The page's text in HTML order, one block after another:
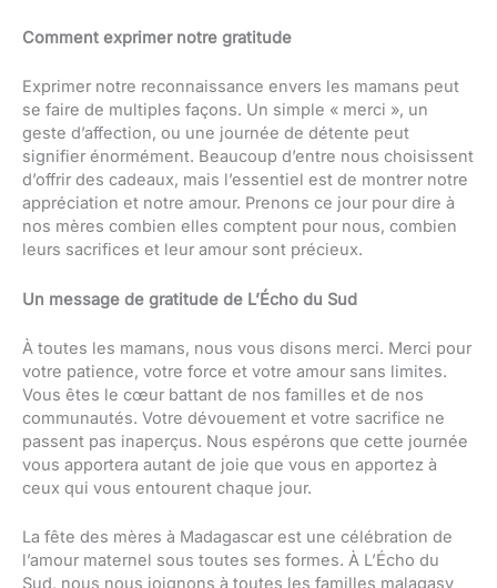
Comment exprimer notre gratitude
Exprimer notre reconnaissance envers les mamans peut
se faire de multiples façons. Un simple « merci », un
geste d’affection, ou une journée de détente peut
signifier énormément. Beaucoup d’entre nous choisissent
d’offrir des cadeaux, mais l’essentiel est de montrer notre
appréciation et notre amour. Prenons ce jour pour dire à
nos mères combien elles comptent pour nous, combien
leurs sacrifices et leur amour sont précieux.
Un message de gratitude de L’Écho du Sud
À toutes les mamans, nous vous disons merci. Merci pour
votre patience, votre force et votre amour sans limites.
Vous êtes le cœur battant de nos familles et de nos
communautés. Votre dévouement et votre sacrifice ne
passent pas inaperçus. Nous espérons que cette journée
vous apportera autant de joie que vous en apportez à
ceux qui vous entourent chaque jour.
La fête des mères à Madagascar est une célébration de
l’amour maternel sous toutes ses formes. À L’Écho du
Sud, nous nous joignons à toutes les familles malagasy